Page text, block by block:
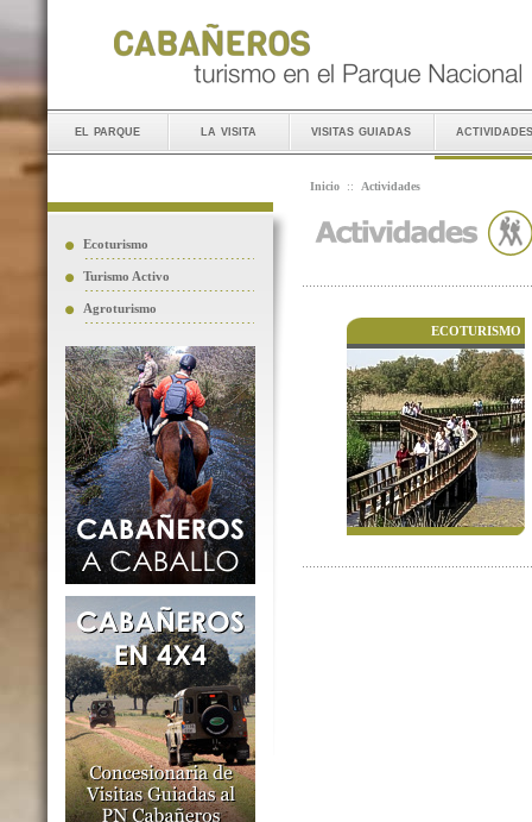
el parque la visita visitas guiadas actividades
Ecoturismo
Turismo Activo
Agroturismo
Inicio :: Actividades
ECOTURISMO